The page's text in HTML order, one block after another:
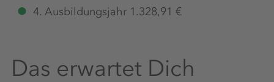
4. Ausbildungsjahr 1.328,91 €
Das erwartet Dich